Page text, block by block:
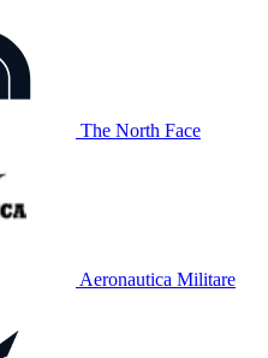
The North Face
Aeronautica Militare